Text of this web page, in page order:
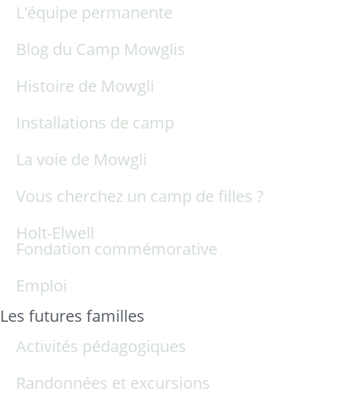
L'équipe permanente
Blog du Camp Mowglis
Histoire de Mowgli
Installations de camp
La voie de Mowgli
Vous cherchez un camp de filles ?
Holt-Elwell
Fondation commémorative
Emploi
Les futures familles
Activités pédagogiques
Randonnées et excursions